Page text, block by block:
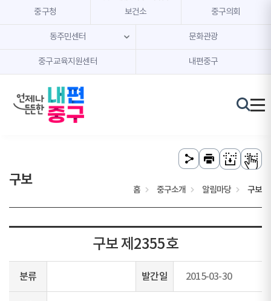
본문 내용 바로가기
주메뉴 바로가기
중구청 보건소 중구의회
동주민센터 문화관광
중구교육지원센터 내편중구
구보
홈 중구소개 알림마당 구보
구보 제2355호
분류 발간일 2015-03-30